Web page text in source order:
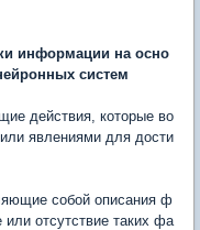
информации на осно
систем
действия, которые во
явлениями для дости
собой описания ф
отсутствие таких фа